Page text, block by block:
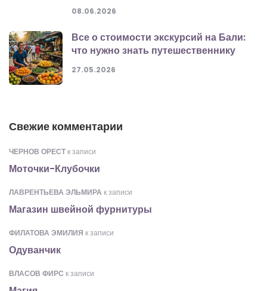
08.06.2026
Все о стоимости экскурсий на Бали:
что нужно знать путешественнику
27.05.2026
Свежие комментарии
ЧЕРНОВ ОРЕСТ к записи
Моточки-Клубочки
ЛАВРЕНТЬЕВА ЭЛЬМИРА к записи
Магазин швейной фурнитуры
ФИЛАТОВА ЭМИЛИЯ к записи
Одуванчик
ВЛАСОВ ФИРС к записи